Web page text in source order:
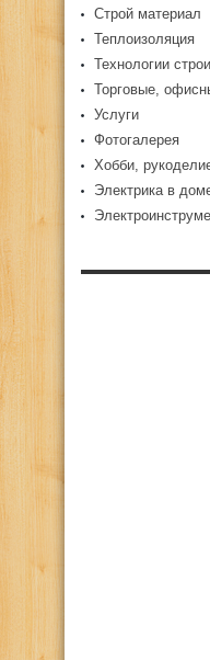
Строй материал
Теплоизоляция
Технологии
Торговые,
Услуги
Фотогалерея
Хобби,
Электрика в